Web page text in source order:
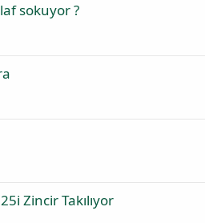
sokuyor ?
Zincir Takılıyor